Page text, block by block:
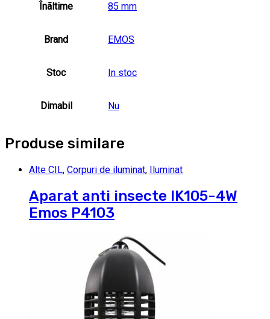
Înãltime 85 mm
Brand EMOS
Stoc In stoc
Dimabil Nu
Produse similare
Alte CIL, Corpuri de iluminat, Iluminat
Aparat anti insecte IK105-4W
Emos P4103